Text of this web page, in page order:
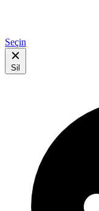
Seçin
Sil